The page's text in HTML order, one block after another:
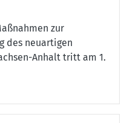
zur
des neuartigen
Anhalt tritt am 1.